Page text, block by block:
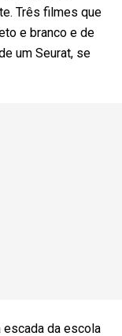
Três filmes que
e branco e de
um Seurat, se
escada da escola